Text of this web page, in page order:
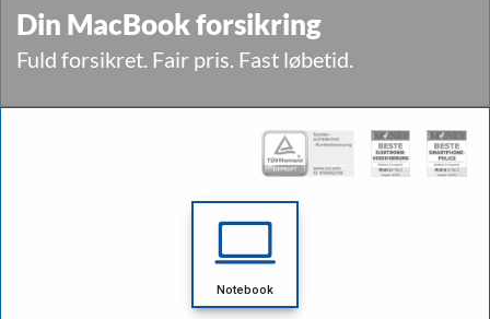
Din MacBook forsikring
Fuld forsikret. Fair pris. Fast løbetid.
Notebook